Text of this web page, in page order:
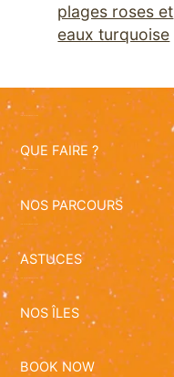
plages roses et
eaux turquoise
QUE FAIRE ?
NOS PARCOURS
ASTUCES
NOS ÎLES
BOOK NOW